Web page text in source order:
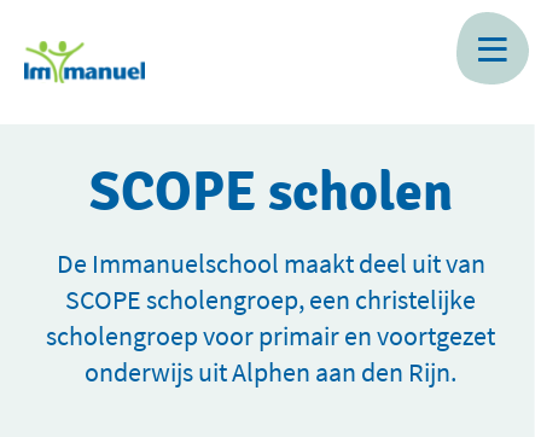
main
SCOPE scholen
De Immanuelschool maakt deel uit van
SCOPE scholengroep, een christelijke
scholengroep voor primair en voortgezet
onderwijs uit Alphen aan den Rijn.